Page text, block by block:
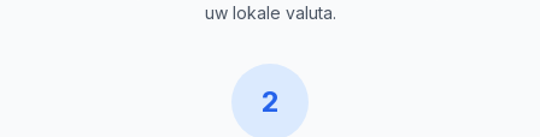
uw lokale valuta.
2